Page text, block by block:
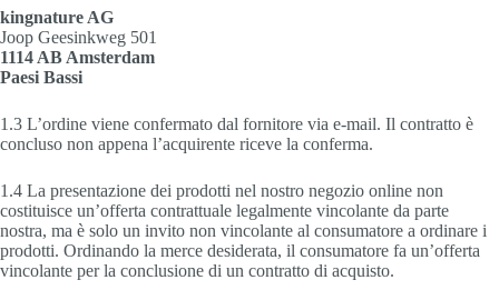
kingnature AG
Joop Geesinkweg 501
1114 AB Amsterdam
Paesi Bassi
1.3 L’ordine viene confermato dal fornitore via e-mail. Il contratto è
concluso non appena l’acquirente riceve la conferma.
1.4 La presentazione dei prodotti nel nostro negozio online non
costituisce un’offerta contrattuale legalmente vincolante da parte
nostra, ma è solo un invito non vincolante al consumatore a ordinare i
prodotti. Ordinando la merce desiderata, il consumatore fa un’offerta
vincolante per la conclusione di un contratto di acquisto.